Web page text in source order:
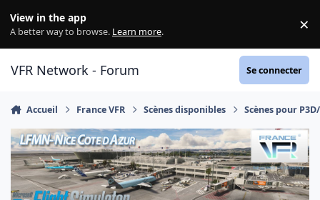
View in the app
A better way to browse. Learn more. ×
VFR Network - Forum Se connecter
Accueil France VFR Scènes disponibles Scènes pour